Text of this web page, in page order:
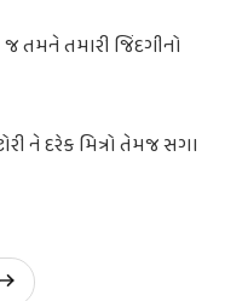
જ તમને તમારી જિંદગીનો
ને દરેક મિત્રો તેમજ સગા